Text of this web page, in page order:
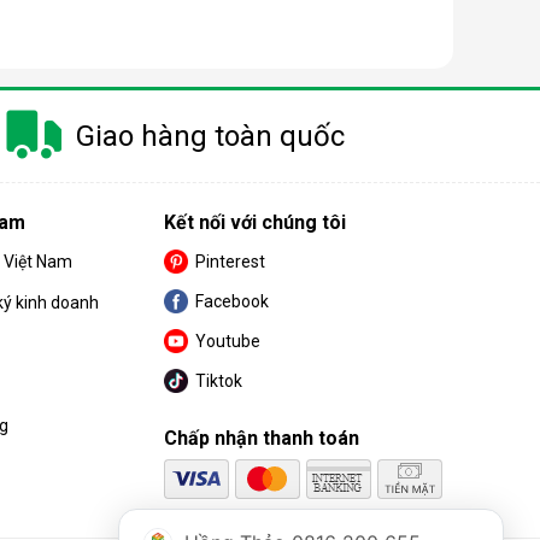
có công suất dao động từ 10 - 50 lít/ngày.
thì nên chọn máy có công suất càng thấp.
Giao hàng toàn quốc
Việt Nam
kinh doanh
Kết nối với chúng tôi
Pinterest
Facebook
Youtube
Tiktok
Chấp nhận thanh toán